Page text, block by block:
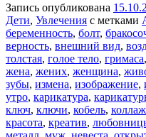
Запись опубликована
Дети, Увлечения с метками
беременность, болт,
верность, внешний вид,
толстая, голое тело, гримаса,
жена, жених, женщина,
зубы, измена, изображение,
утро, карикатура,
ключ, ключи, кобель,
красота, креатив,